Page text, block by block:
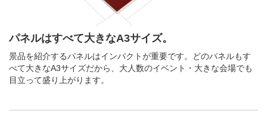
パネルはすべて大きなA3サイズ。
景品を紹介するパネルはインパクトが重要です。どのパネルもす
べて大きなA3サイズだから、大人数のイベント・大きな会場でも
目立って盛り上がります。